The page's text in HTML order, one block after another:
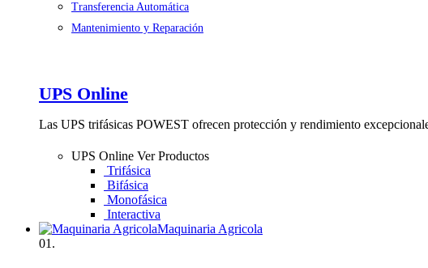
Transferencia Automática
Mantenimiento y Reparación
UPS Online
Las UPS trifásicas POWEST ofrecen protección y rendimiento
UPS Online Ver Productos
Trifásica
Bifásica
Monofásica
Interactiva
Maquinaria Agricola
01.